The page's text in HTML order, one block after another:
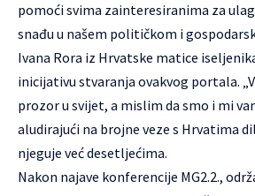
pomoći svima zainteresiranima za
snađu u našem političkom i
Ivana Rora iz Hrvatske matice
inicijativu stvaranja ovakvog portala.
prozor u svijet, a mislim da smo i mi
aludirajući na brojne veze s Hrvatima
njeguje već desetljećima.
Nakon najave konferencije MG2.2.,